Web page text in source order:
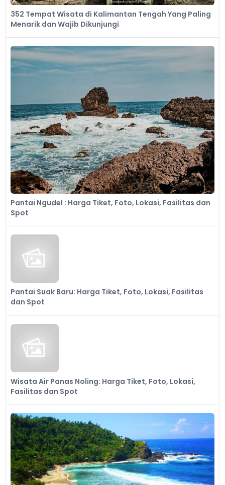
352 Tempat Wisata di Kalimantan Tengah Yang Paling
Menarik dan Wajib Dikunjungi
Pantai Ngudel : Harga Tiket, Foto, Lokasi, Fasilitas dan
Spot
Pantai Suak Baru: Harga Tiket, Foto, Lokasi, Fasilitas
dan Spot
Wisata Air Panas Noling: Harga Tiket, Foto, Lokasi,
Fasilitas dan Spot